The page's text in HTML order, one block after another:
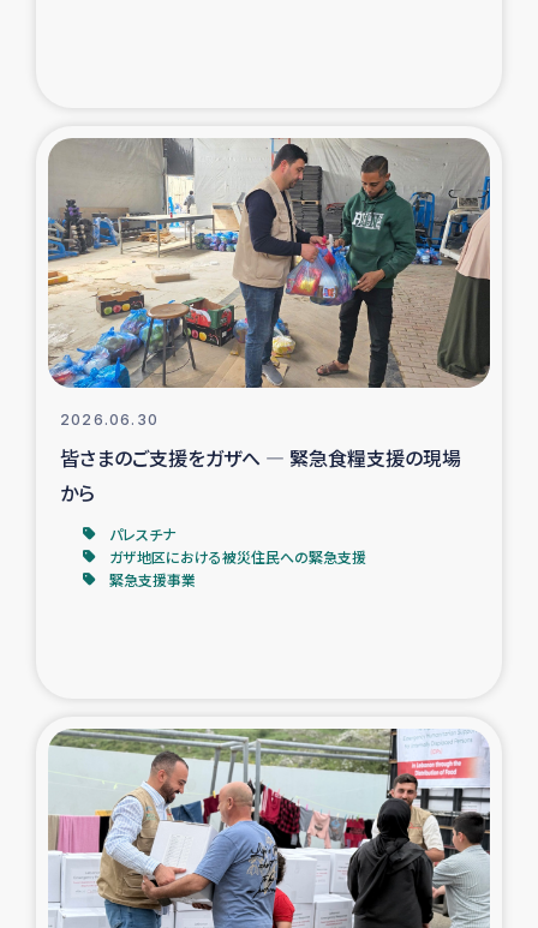
スリランカ南部洪水被災者支援
スリランカの南北女性をつなぐサリー・リサイクル・プロ
ジェクト
復興支援事業
民際教育事業
令和6年能登半島地震 緊急支援
タイ国境ミャンマー移民子ども支援
漁民によるマングローブ植林活動
レバノンでのシリア難民への食糧・越冬支援
2026.06.30
皆さまのご支援をガザへ ― 緊急食糧支援の現場
から
パレスチナ
ガザ地区における被災住民への緊急支援
緊急支援事業